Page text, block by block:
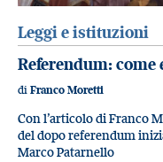
Leggi e istituzioni
Referendum: come
di Franco Moretti
Con l’articolo di Franco
del dopo referendum
Marco Patarnello